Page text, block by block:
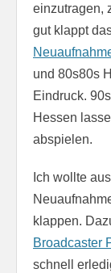
einzutragen,
gut klappt
und 80s80s
Eindruck.
Hessen
abspielen.
Ich wollte
klappen.
Broadcaster
schnell